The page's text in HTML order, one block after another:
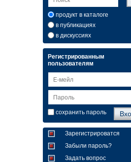
продукт в каталоге
в публикациях
в дискуссиях
Регистрированным
пользователям
сохранить пароль
Зарегистрироватся
Забыли пароль?
Задать вопрос